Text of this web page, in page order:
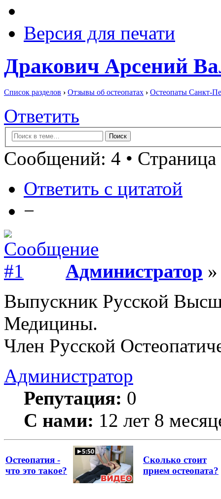
Версия для печати
Дракович Арсений
Список разделов › Отзывы об остеопатах › Остеопаты Санкт-
Ответить
Сообщений: 4 • Страница
Ответить с цитатой
−
Администратор
Выпускник Русской
Медицины.
Член Русской
Администратор
Репутация: 0
С нами: 12 лет 8
Остеопатия -
что это такое?
Сколько стоит
прием остеопата?